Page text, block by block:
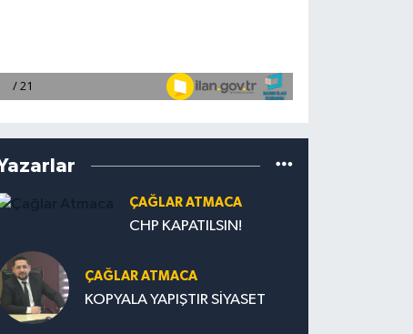
ÇAĞLAR ATMACA
CHP KAPATILSIN!
ÇAĞLAR ATMACA
KOPYALA YAPIŞTIR SİYASET